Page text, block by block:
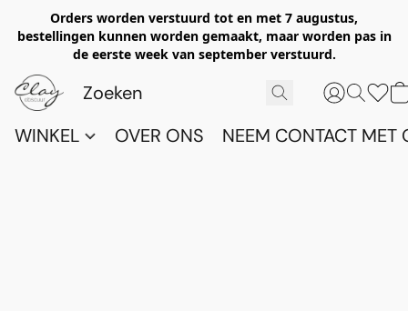
Orders worden verstuurd tot en met 7 augustus,
bestellingen kunnen worden gemaakt, maar worden pas in
de eerste week van september verstuurd.
WINKEL OVER ONS NEEM CONTACT MET